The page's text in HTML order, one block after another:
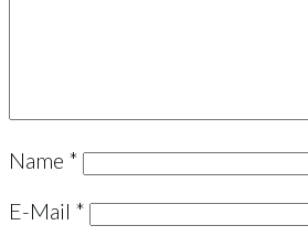
Name *
E-Mail *